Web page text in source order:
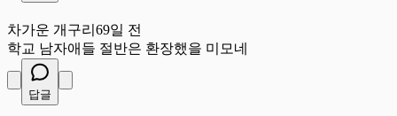
차가운 개구리 69일 전
학교 남자애들 절반은 환장했을 미모네
답글